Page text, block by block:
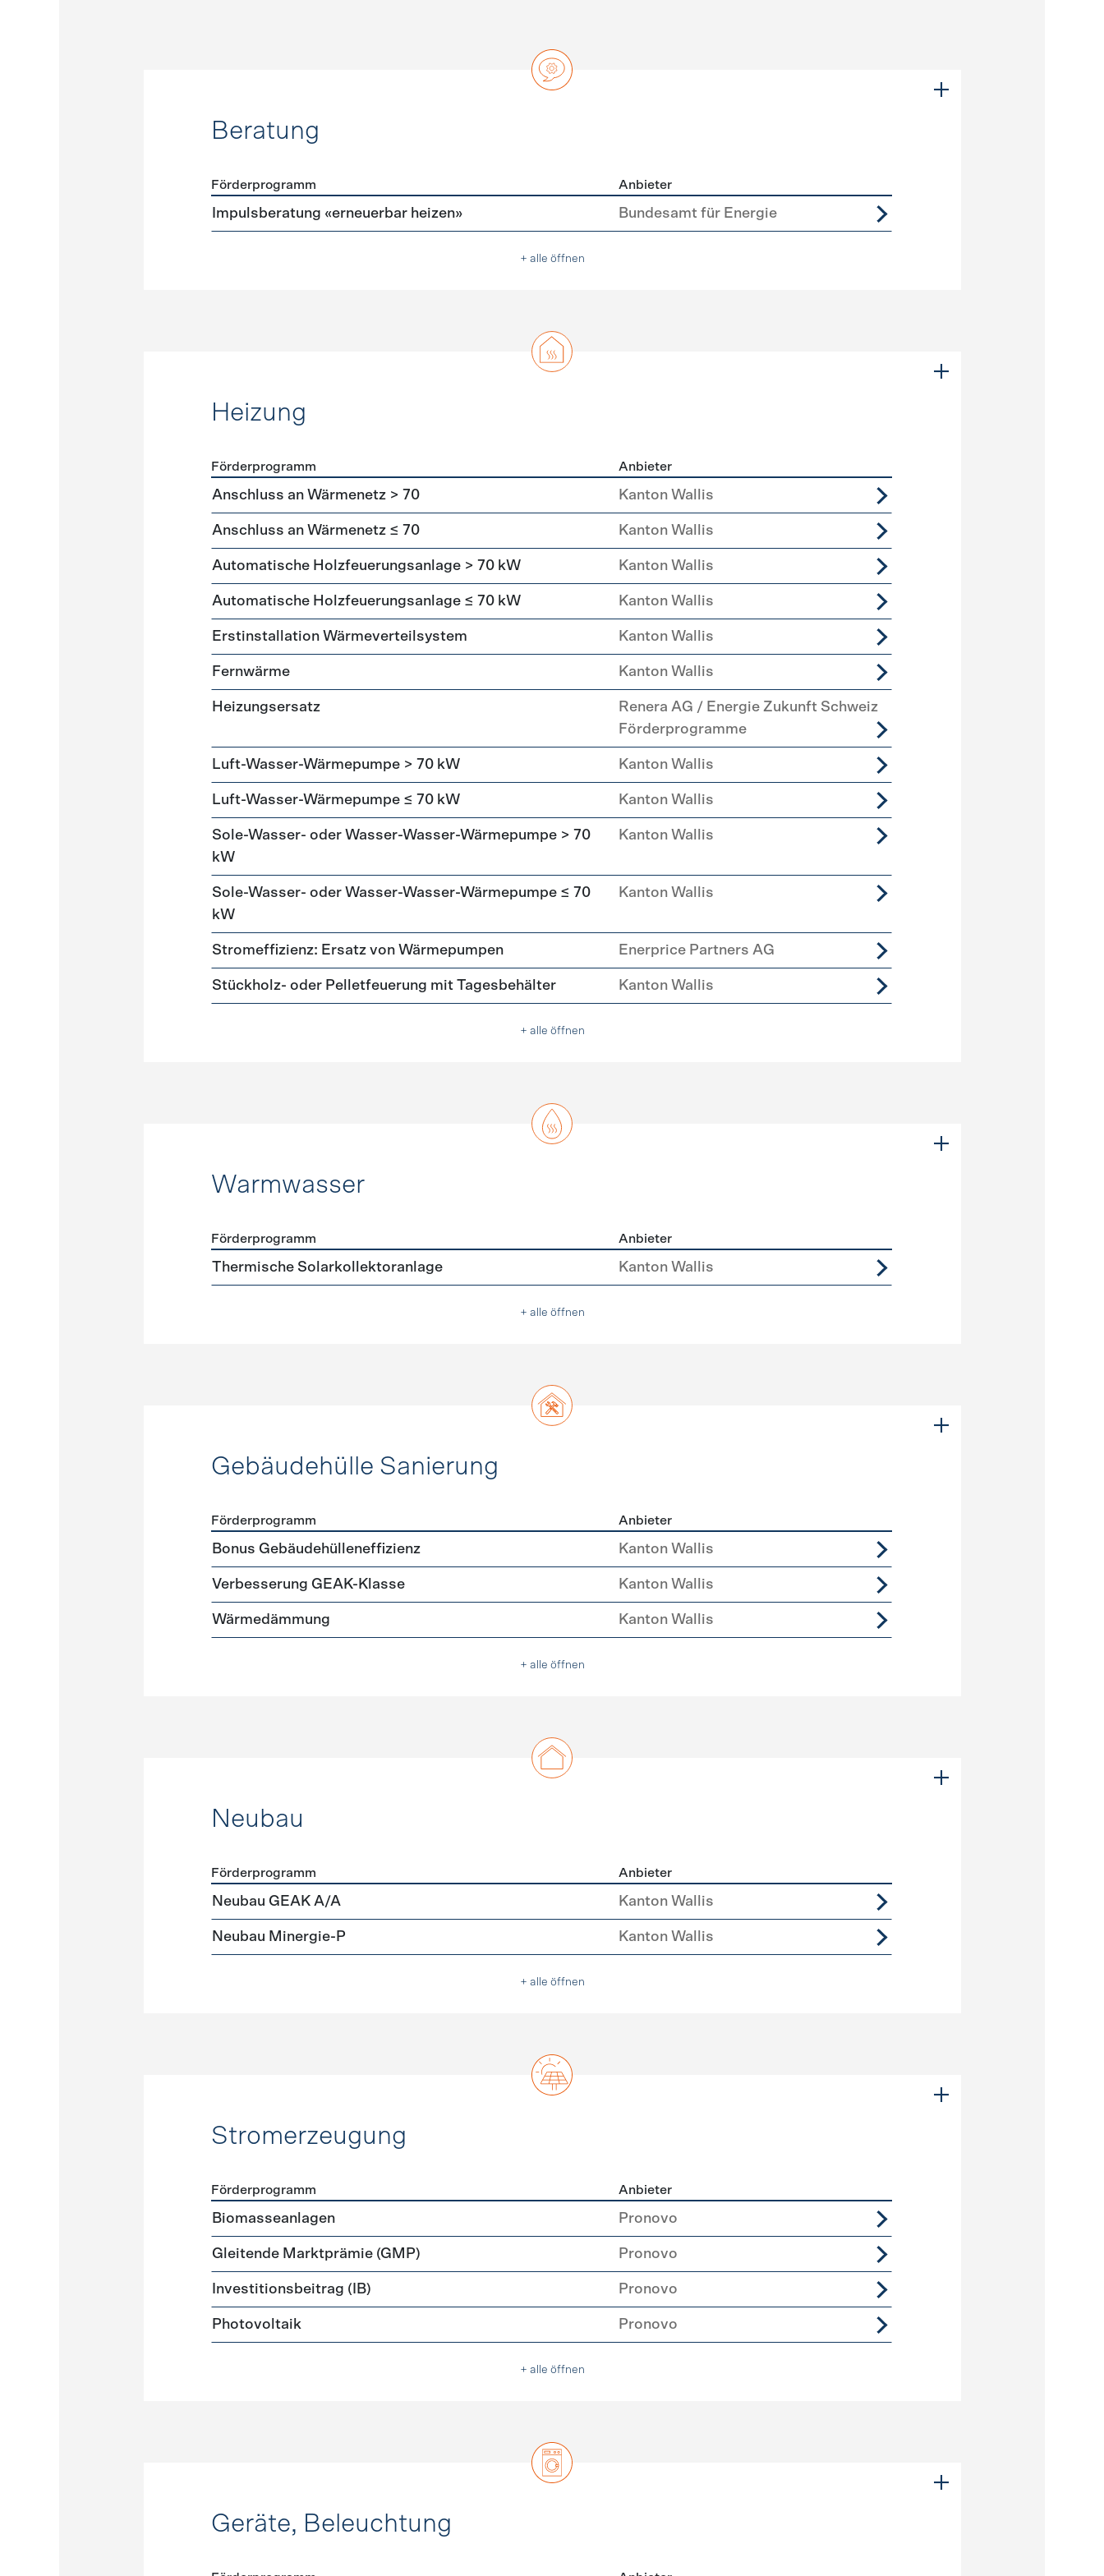
Beratung
Förderprogramme
Förderprogramm Anbieter
Impulsberatung «erneuerbar heizen» Bundesamt für Energie
+ alle öffnen
Heizung
Förderprogramme Heizung
Förderprogramm Anbieter
Anschluss an Wärmenetz > 70 Kanton Wallis
Anschluss an Wärmenetz ≤ 70 Kanton Wallis
Automatische Holzfeuerungsanlage > 70 kW Kanton Wallis
Automatische Holzfeuerungsanlage ≤ 70 kW Kanton Wallis
Erstinstallation Wärmeverteilsystem Kanton Wallis
Fernwärme Kanton Wallis
Heizungsersatz
Renera AG / Energie Zukunft Schweiz
Förderprogramme
Luft-Wasser-Wärmepumpe > 70 kW Kanton Wallis
Luft-Wasser-Wärmepumpe ≤ 70 kW Kanton Wallis
Sole-Wasser- oder Wasser-Wasser-Wärmepumpe > 70
kW
Kanton Wallis
Sole-Wasser- oder Wasser-Wasser-Wärmepumpe ≤ 70
kW
Kanton Wallis
Stromeffizienz: Ersatz von Wärmepumpen Enerprice Partners AG
Stückholz- oder Pelletfeuerung mit Tagesbehälter Kanton Wallis
+ alle öffnen
Warmwasser
Förderprogramme Warmwasser
Förderprogramm Anbieter
Thermische Solarkollektoranlage Kanton Wallis
+ alle öffnen
Gebäudehülle Sanierung
Förderprogramme Gebäudehülle Sanierung
Förderprogramm Anbieter
Bonus Gebäudehülleneffizienz Kanton Wallis
Verbesserung GEAK-Klasse Kanton Wallis
Wärmedämmung Kanton Wallis
+ alle öffnen
Neubau
Förderprogramme Neubau
Förderprogramm Anbieter
Neubau GEAK A/A Kanton Wallis
Neubau Minergie-P Kanton Wallis
+ alle öffnen
Stromerzeugung
Förderprogramme
Förderprogramm Anbieter
Biomasseanlagen Pronovo
Gleitende Marktprämie (GMP) Pronovo
Investitionsbeitrag (IB) Pronovo
Photovoltaik Pronovo
+ alle öffnen
Geräte, Beleuchtung